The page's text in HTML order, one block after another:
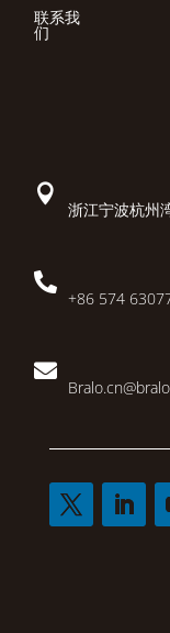
联系我
们

浙江宁波杭州

+86 574
